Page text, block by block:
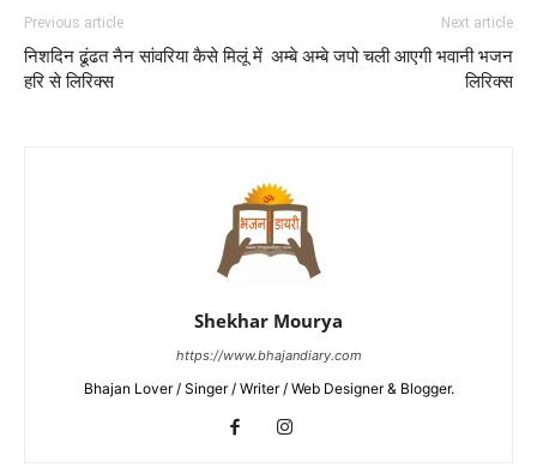
Previous article
निशदिन ढूंढत नैन सांवरिया कैसे मिलूं में
हरि से लिरिक्स
Next article
अम्बे अम्बे जपो चली आएगी भवानी भजन
लिरिक्स
Shekhar Mourya
https://www.bhajandiary.com
Bhajan Lover / Singer / Writer / Web Designer & Blogger.